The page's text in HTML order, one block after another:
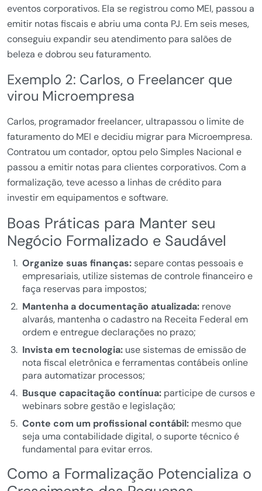
eventos corporativos. Ela se registrou como MEI, passou a
emitir notas fiscais e abriu uma conta PJ. Em seis meses,
conseguiu expandir seu atendimento para salões de
beleza e dobrou seu faturamento.
Exemplo 2: Carlos, o Freelancer que
virou Microempresa
Carlos, programador freelancer, ultrapassou o limite de
faturamento do MEI e decidiu migrar para Microempresa.
Contratou um contador, optou pelo Simples Nacional e
passou a emitir notas para clientes corporativos. Com a
formalização, teve acesso a linhas de crédito para
investir em equipamentos e software.
Boas Práticas para Manter seu
Negócio Formalizado e Saudável
Organize suas finanças:separe contas pessoais e
empresariais, utilize sistemas de controle financeiro e
faça reservas para impostos;
Mantenha a documentação atualizada:renove
alvarás, mantenha o cadastro na Receita Federal em
ordem e entregue declarações no prazo;
Invista em tecnologia:use sistemas de emissão de
nota fiscal eletrônica e ferramentas contábeis online
para automatizar processos;
Busque capacitação contínua:participe de cursos e
webinars sobre gestão e legislação;
Conte com um profissional contábil:mesmo que
seja uma contabilidade digital, o suporte técnico é
fundamental para evitar erros.
Como a Formalização Potencializa o